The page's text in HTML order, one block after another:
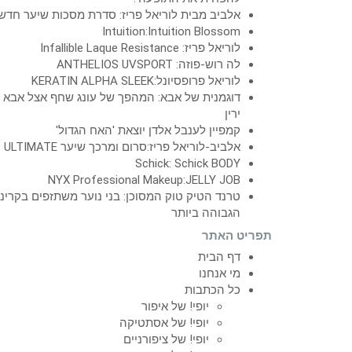
אלביב מבית לוריאל פריז: סדרת מסכות שיער
Intuition:Intuition Blossom
לוריאל פריז: Infallible Laque Resistance
לה רוש-פוזה: ANTHELIOS UVSPORT
לוריאל פרופסיונל:KERATIN ALPHA SLEEK
דוגמנית של אבא: המהפך של עונג שחף אצל אבא
ירין
קמפיין לענבל אלדן יוצאת 'האח הגדול'
אלביב-לוריאל פריז:סרום ומרכך שיער ULTIMATE
Schick: Schick BODY
NYX Professional Makeup:JELLY JOB
טרנד הטיק טוק המסוכן: בני נוער משתזפים
הגבוהה ביותר
תפריט האתר
דף הבית
מי אנחנו
כל הכתבות
יופי! של איפור
יופי! של אסתטיקה
יופי! של ציפורניים